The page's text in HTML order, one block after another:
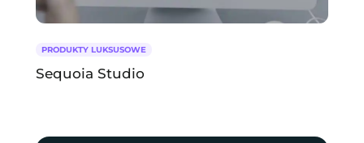
PRODUKTY LUKSUSOWE
Sequoia Studio